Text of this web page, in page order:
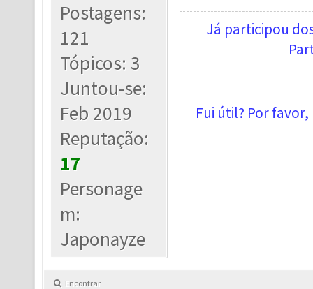
Postagens:
121
Tópicos: 3
Juntou-se:
Feb 2019
Reputação:
17
Personage
m:
Japonayze
Já participou
Fui útil? Por
Encontrar